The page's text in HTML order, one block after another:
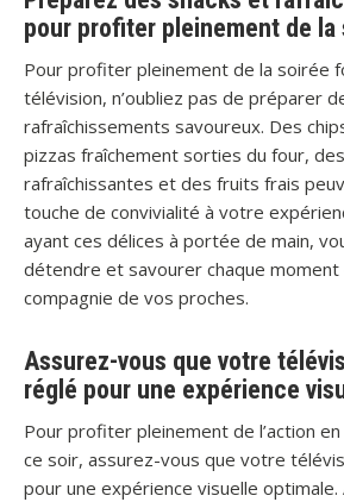
pour profiter pleinement de
Pour profiter pleinement de la soirée
télévision, n’oubliez pas de préparer
rafraîchissements savoureux. Des
pizzas fraîchement sorties du four,
rafraîchissantes et des fruits frais
touche de convivialité à votre
ayant ces délices à portée de main,
détendre et savourer chaque moment
compagnie de vos proches.
Assurez-vous que votre
réglé pour une expérience
Pour profiter pleinement de l’action
ce soir, assurez-vous que votre
pour une expérience visuelle optimale.